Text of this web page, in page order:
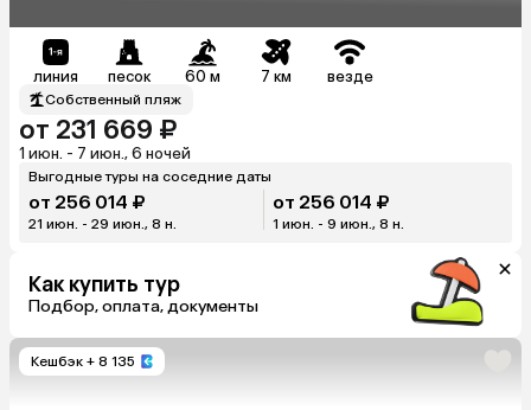
линия песок 60 м 7 км везде
Собственный пляж
от 231 669 ₽
1 июн. - 7 июн., 6 ночей
Выгодные туры на соседние даты
от 256 014 ₽
21 июн. - 29 июн., 8 н.
от 256 014 ₽
1 июн. - 9 июн., 8 н.
Как купить тур
Подбор, оплата, документы
Кешбэк + 8 135